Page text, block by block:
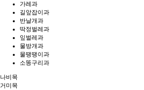
가레과
길앞잡이과
반날개과
딱정벌레과
잎벌레과
물방개과
물땡땡이과
소똥구리과
나비목
거미목